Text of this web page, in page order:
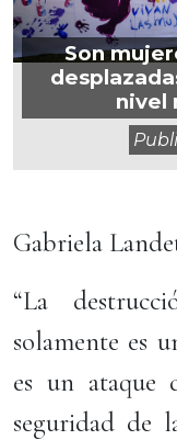
Son
nivel
Gabriela
“La
solamente es
es un ataque
seguridad de